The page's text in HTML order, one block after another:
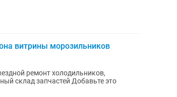
витрины морозильников
ремонт холодильников,
Добавьте это